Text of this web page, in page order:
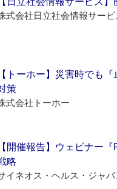
式会社日立社会情報サービ
【トーホー】災害時でも
策
式会社トーホー
【開催報告】ウェビナー
略
イネオス・ヘルス・ジャ